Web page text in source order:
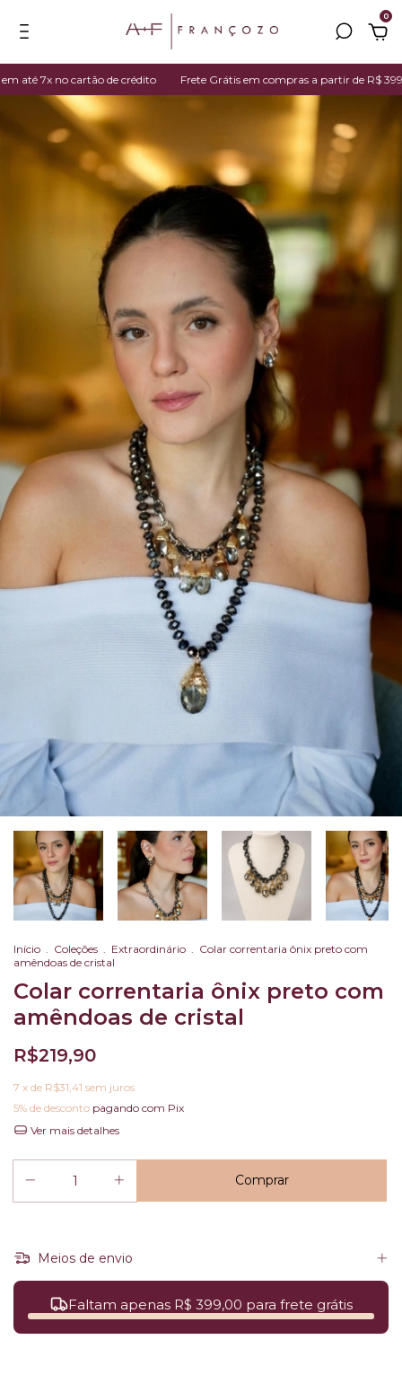
0
7x no cartão de crédito Frete Grátis em compras a partir de R$ 399
Início Coleções Extraordinário
Colar correntaria ônix preto com
amêndoas de cristal
Colar correntaria ônix preto com
amêndoas de cristal
R$219,90
7 x de R$31,41 sem juros
5% de desconto pagando com Pix
Ver mais detalhes
Meios de envio
Faltam apenas R$ 399,00 para frete grátis